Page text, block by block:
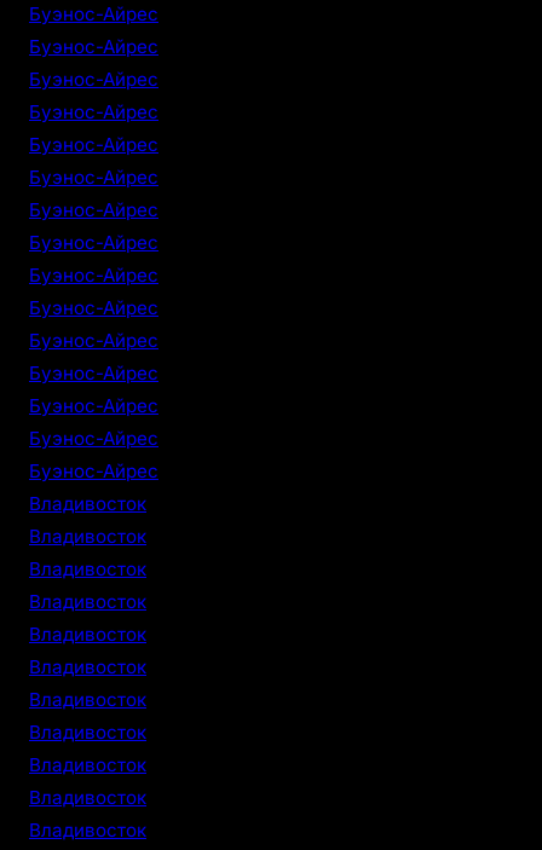
Буэнос-Айрес
Буэнос-Айрес
Буэнос-Айрес
Буэнос-Айрес
Буэнос-Айрес
Буэнос-Айрес
Буэнос-Айрес
Буэнос-Айрес
Буэнос-Айрес
Буэнос-Айрес
Буэнос-Айрес
Буэнос-Айрес
Буэнос-Айрес
Буэнос-Айрес
Буэнос-Айрес
Владивосток
Владивосток
Владивосток
Владивосток
Владивосток
Владивосток
Владивосток
Владивосток
Владивосток
Владивосток
Владивосток